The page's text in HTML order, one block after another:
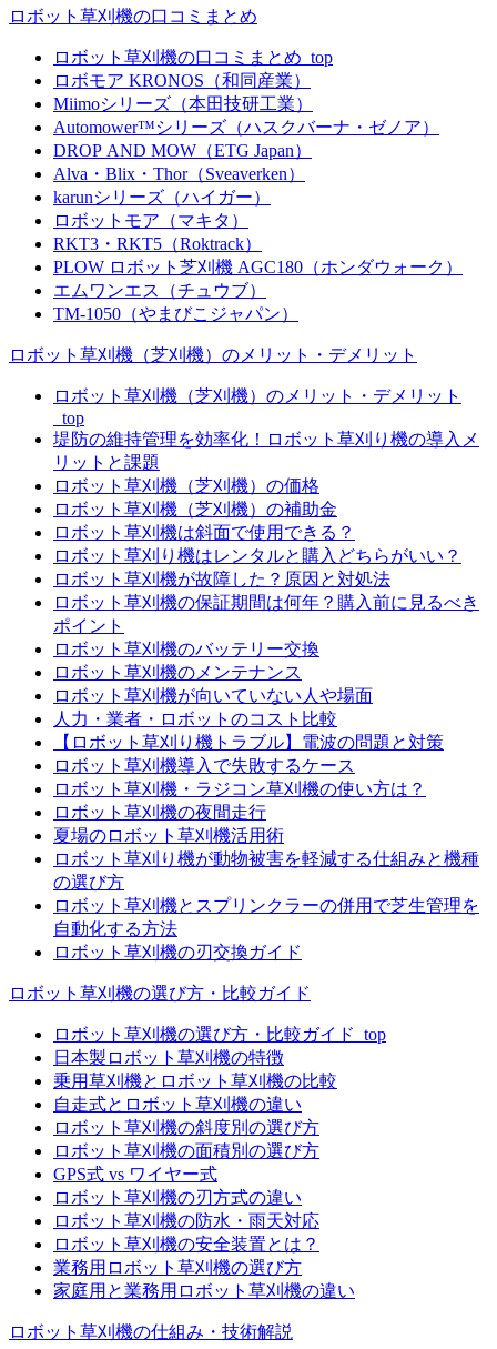
ロボット草刈機の口コミまとめ
ロボット草刈機の口コミまとめ_top
ロボモア KRONOS（和同産業）
Miimoシリーズ（本田技研工業）
Automower™シリーズ（ハスクバーナ・ゼノア）
DROP AND MOW（ETG Japan）
Alva・​Blix・​Thor（Sveaverken）
karunシリーズ（ハイガー）
ロボットモア（マキタ）
RKT3・RKT5（Roktrack）
PLOW ロボット芝刈機 AGC180（ホンダウォーク）
エムワンエス（チュウブ）
TM-1050（やまびこジャパン）
ロボット草刈機（芝刈機）のメリット・デメリット
ロボット草刈機（芝刈機）のメリット・デメリット
_top
堤防の維持管理を効率化！ロボット草刈り機の導入メ
リットと課題
ロボット草刈機（芝刈機）の価格
ロボット草刈機（芝刈機）の補助金
ロボット草刈機は斜面で使用できる？
ロボット草刈り機はレンタルと購入どちらがいい？
ロボット草刈機が故障した？原因と対処法
ロボット草刈機の保証期間は何年？購入前に見るべき
ポイント
ロボット草刈機のバッテリー交換
ロボット草刈機のメンテナンス
ロボット草刈機が向いていない人や場面
人力・業者・ロボットのコスト比較
【ロボット草刈り機トラブル】電波の問題と対策
ロボット草刈機導入で失敗するケース
ロボット草刈機・ラジコン草刈機の使い方は？
ロボット草刈機の夜間走行
夏場のロボット草刈機活用術
ロボット草刈り機が動物被害を軽減する仕組みと機種
の選び方
ロボット草刈機とスプリンクラーの併用で芝生管理を
自動化する方法
ロボット草刈機の刃交換ガイド
ロボット草刈機の選び方・比較ガイド
ロボット草刈機の選び方・比較ガイド_top
日本製ロボット草刈機の特徴
乗用草刈機とロボット草刈機の比較
自走式とロボット草刈機の違い
ロボット草刈機の斜度別の選び方
ロボット草刈機の面積別の選び方
GPS式 vs ワイヤー式
ロボット草刈機の刃方式の違い
ロボット草刈機の防水・雨天対応
ロボット草刈機の安全装置とは？
業務用ロボット草刈機の選び方
家庭用と業務用ロボット草刈機の違い
ロボット草刈機の仕組み・技術解説